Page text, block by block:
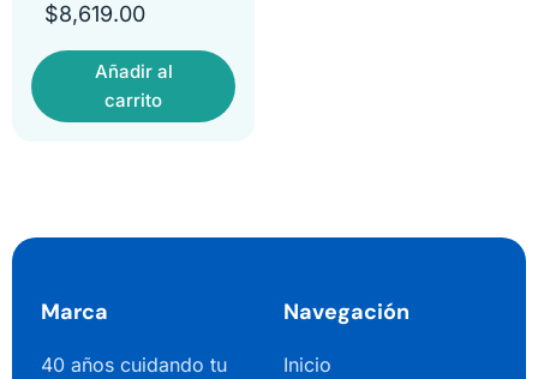
$8,619.00
Añadir al
carrito
Marca
40 años cuidando tu
Navegación
Inicio